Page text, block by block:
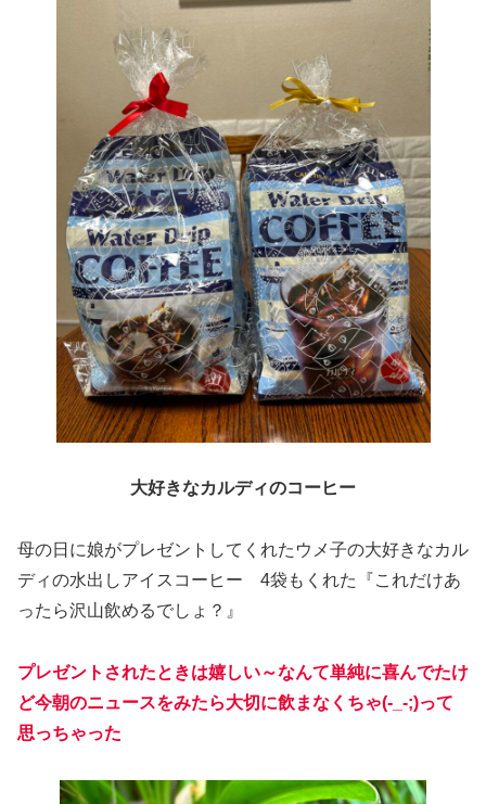
大好きなカルディのコーヒー
母の日に娘がプレゼントしてくれたウメ子の大好きなカル
ディの水出しアイスコーヒー 4袋もくれた『これだけあ
ったら沢山飲めるでしょ？』
プレゼントされたときは嬉しい～なんて単純に喜んでたけ
ど今朝のニュースをみたら大切に飲まなくちゃ(-_-;)って
思っちゃった